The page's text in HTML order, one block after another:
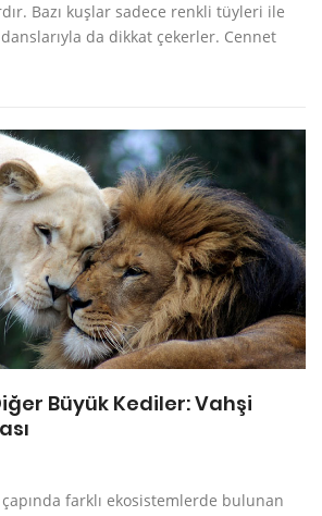
Bazı kuşlar sadece renkli tüyleri ile
da dikkat çekerler. Cennet
Büyük Kediler: Vahşi
farklı ekosistemlerde bulunan